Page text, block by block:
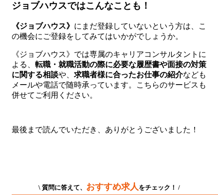
ジョブハウスではこんなことも！
《ジョブハウス》 にまだ登録していないという方は、こ
の機会にご登録をしてみてはいかがでしょうか。
《ジョブハウス》では専属のキャリアコンサルタントに
よる、 転職・就職活動の際に必要な履歴書や面接の対策
に関する相談や、 求職者様に合ったお仕事の紹介なども
メールや電話で随時承っています。こちらのサービスも
併せてご利用ください。
最後まで読んでいただき、ありがとうございました！
\ 質問に答えて、 おすすめ求人をチェック！ /